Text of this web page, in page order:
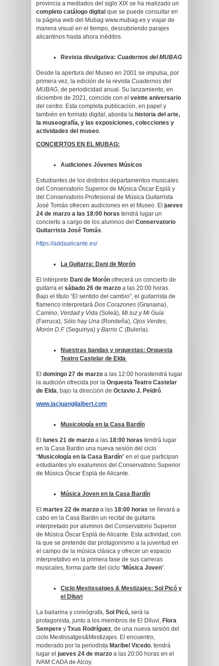
provincia a mediados del siglo XIX se ha realizado un
completo catálogo digital que se puede consultar en
la página web del Mubag www.mubag.es y viajar de
manera visual en el tiempo, descubriendo parajes
alicantinos hasta ahora inéditos.
Revista divulgativa: Cuadernos del MUBAG
Desde la apertura del Museo en 2001 se impulsa, por
primera vez, la edición de la revista Cuadernos del
MUBAG, de periodicidad anual. Su lanzamiento, en
diciembre de 2021, coincide con el veinte aniversario
del centro. Esta completa publicación, en papel y
también en formato digital, aborda la historia del arte,
la museografía, y las exposiciones, colecciones y
actividades del museo.
CONCIERTOS EN EL MUBAG:
Audiciones Jóvenes Músicos
Estudiantes de los distintos departamentos musicales
del Conservatorio Superior de Música Óscar Esplá y
del Conservatorio Profesional de Música Guitarrista
José Tomás ofrecen audiciones en el Museo. El jueves
24 de marzo a las 18:00 horas tendrá lugar un
concierto a cargo de los alumnos del Conservatorio
Guitarrista José Tomás.
https://addaalicante.es/
La Guitarra: Dani de Morón
El intérprete Dani de Morón ofrecerá un concierto de
guitarra el sábado 26 de marzo a las 20:00 horas.
Bajo el título “El sentido del cambio”, el guitarrista de
flamenco interpretará Dos Corazones (Granaina),
Camino, Verdad y Vida (Soleá), Mi luz y Mi Guía
(Farruca), Sólo hay Una (Rondeña), Ojos Verdes,
Morón D.F. (Seguiriya) y Barrio C (Bulería).
Nuestras bandas y orquestas: Orquesta
Teatro Castelar de Elda
El domingo 27 de marzo a las 12:00 horastendrá lugar
la audición ofrecida por la Orquesta Teatro Castelar
de Elda, bajo la dirección de Octavio J. Peidró.
www.iacjuangilalbert.com
Musicología en la Casa Bardín
El lunes 21 de marzo a las 18:00 horas tendrá lugar
en la Casa Bardin una nueva sesión del ciclo
“Musicología en la Casa Bardín” en el que participan
estudiantes y/o exalumnos del Conservatorio Superior
de Música Óscar Esplá de Alicante.
Música Joven en la Casa Bardín
El martes 22 de marzo a las 18:00 horas se llevará a
cabo en la Casa Bardin un recital de guitarra
interpretado por alumnos del Conservatorio Superior
de Música Óscar Esplá de Alicante. Esta actividad, con
la que se pretende dar protagonismo a la juventud en
el campo de la música clásica y ofrecer un espacio
interpretativo en la primera fase de sus carreras
musicales, forma parte del ciclo “Música Joven”.
Ciclo Mestissatges & Mestizajes: Sol Picó y
el Diluvi
La bailarina y coreógrafa, Sol Picó, será la
protagonista, junto a los miembros de El Diluvi, Flora
Sempere y Txus Rodríguez, de una nueva sesión del
ciclo Mestissatges&Mestizajes. El encuentro,
moderado por la periodista Maribel Vicedo, tendrá
lugar el jueves 24 de marzo a las 20:00 horas en el
IVAM CADA de Alcoy.